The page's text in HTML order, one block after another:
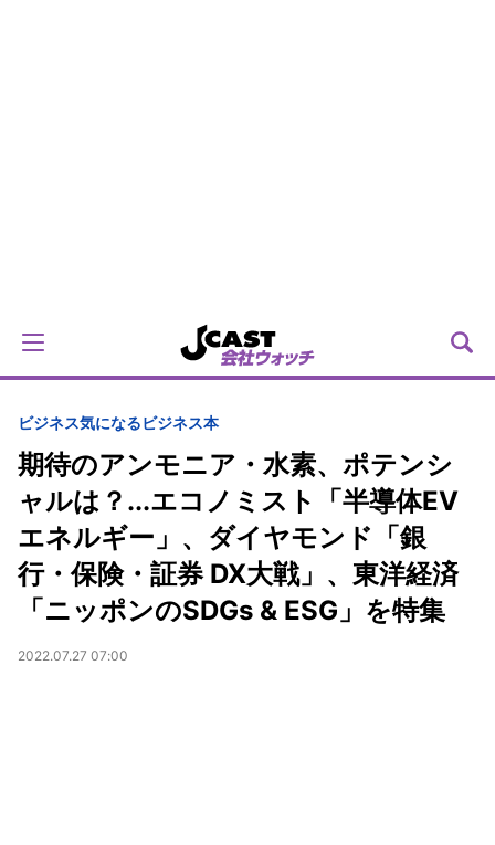
ビジネス気になるビジネス本
期待のアンモニア・水素、ポテンシ
ャルは？...エコノミスト「半導体EV
エネルギー」、ダイヤモンド「銀
行・保険・証券 DX大戦」、東洋経済
「ニッポンのSDGs & ESG」を特集
2022.07.27 07:00